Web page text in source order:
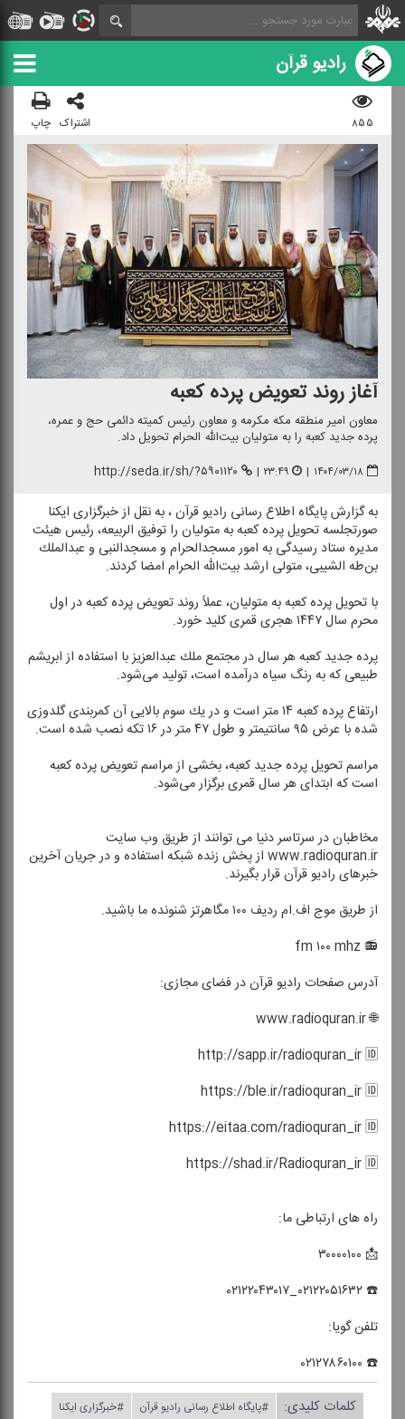
رادیو قرآن
۸۵۵ اشتراک چاپ
آغاز روند تعویض پرده كعبه
معاون امیر منطقه مكه مكرمه و معاون رئیس كمیته دائمی حج و عمره،
پرده جدید كعبه را به متولیان بیت‌الله الحرام تحویل داد.
۱۴۰۴/۰۳/۱۸ | ۲۳:۴۹ | http://seda.ir/sh/?۵۹۰۱۱۲۰
به گزارش پایگاه اطلاع رسانی رادیو قرآن ، به نقل از خبرگزاری ایكنا
صورتجلسه تحویل پرده كعبه به متولیان را توفیق الربیعه، رئیس هیئت
مدیره ستاد رسیدگی به امور مسجدالحرام و مسجدالنبی و عبدالملك
بن‌طه الشیبی، متولی ارشد بیت‌الله الحرام امضا كردند.
با تحویل پرده كعبه به متولیان، عملاً روند تعویض پرده كعبه در اول
محرم سال ۱۴۴۷ هجری قمری كلید خورد.
پرده جدید كعبه هر سال در مجتمع ملك عبدالعزیز با استفاده از ابریشم
طبیعی كه به رنگ سیاه درآمده است، تولید می‌شود.
ارتفاع پرده كعبه ۱۴ متر است و در یك سوم بالایی آن كمربندی گلدوزی
شده با عرض ۹۵ سانتیمتر و طول ۴۷ متر در ۱۶ تكه نصب شده است.
مراسم تحویل پرده جدید كعبه، بخشی از مراسم تعویض پرده كعبه
است كه ابتدای هر سال قمری برگزار می‌شود.
مخاطبان در سرتاسر دنیا می توانند از طریق وب سایت
www.radioquran.ir از پخش زنده شبكه استفاده و در جریان آخرین
خبرهای رادیو قرآن قرار بگیرند.
از طریق موج اف.ام ردیف ۱۰۰ مگاهرتز شنونده ما باشید.
📻 fm ۱۰۰ mhz
آدرس صفحات رادیو قرآن در فضای مجازی:
🌐 www.radioquran.ir
http://sapp.ir/radioquran_ir 🆔
https://ble.ir/radioquran_ir 🆔
https://eitaa.com/radioquran_ir 🆔
https://shad.ir/Radioquran_ir 🆔
راه های ارتباطی ما:
📩 ۳۰۰۰۰۱۰۰
☎️ ۰۲۱۲۲۰۵۱۶۳۲_۰۲۱۲۲۰۴۳۰۱۷
تلفن گویا:
☎️ ۰۲۱۲۷۸۶۰۱۰۰
کلمات کلیدی:
#پایگاه اطلاع رسانی رادیو قرآن
#خبرگزاری ایكنا